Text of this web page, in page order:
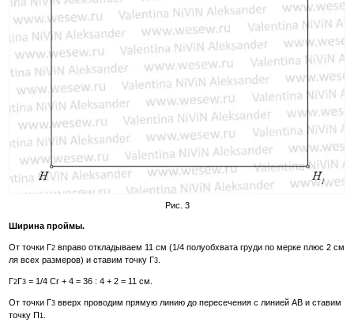
Рис. 3
Ширина проймы.
От точки Г2 вправо откладываем 11 см (1/4 полуобхвата груди по мерке плюс 2 см
ля всех размеров) и ставим точку Г3
Г2Г3 = 1/4 Сг + 4 = 36 : 4 + 2 = 11 см.
От точки Г3 вверх проводим прямую линию до пересечения с линией АВ и ставим
точку П1